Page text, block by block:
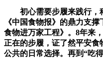
初心需要步履来践行，
《中国食物报》的鼎力支
食物进万家工程》。8年来
正在的步履，证了然平安
公共的日常选择。再到“吃